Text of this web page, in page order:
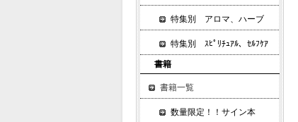
特集別 アロマ、ハーブ
特集別 ｽﾋﾟﾘﾁｭｱﾙ、ｾﾙﾌｹｱ
書籍
書籍一覧
数量限定！！サイン本